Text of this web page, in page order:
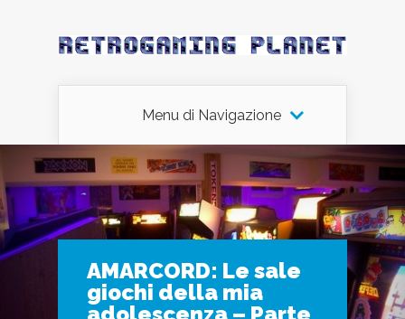
Menu di Navigazione
AMARCORD: Le sale
giochi della mia